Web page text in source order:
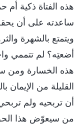
هذه الفتاة ذكية أم
ساعدته على أن
ويتمتع بالشهرة
أضعتِه؟ لم تتممي
هذه الخسارة ومن
القليلة من الإيمان
أن تربحيه ولم
من سيعوّض هذا